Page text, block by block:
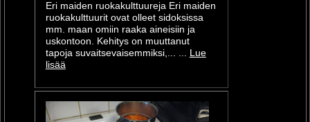
Eri maiden ruokakulttuureja Eri maiden
ruokakulttuurit ovat olleet sidoksissa
mm. maan omiin raaka aineisiin ja
uskontoon. Kehitys on muuttanut
tapoja suvaitsevaisemmiksi,... ... Lue
lisää